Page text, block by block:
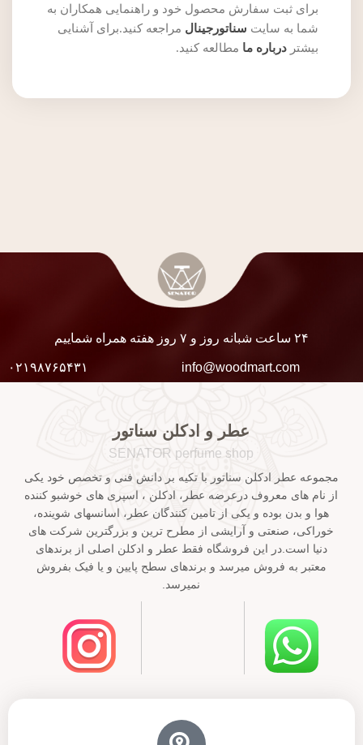
برای ثبت سفارش محصول خود و راهنمایی همکاران به
شما به سایت سناتورجینال مراجعه کنید.برای آشنایی
بیشتر درباره ما مطالعه کنید.
۲۴ ساعت شبانه روز و ۷ روز هفته همراه شماییم
info@woodmart.com ۰۲۱۹۸۷۶۵۴۳۱
عطر و ادکلن سناتور
SENATOR perfume shop
مجموعه عطر ادکلن سناتور با تکیه بر دانش فنی و تخصص خود یکی
از نام های معروف درعرضه عطر، ادکلن ، اسپری های خوشبو کننده
هوا و بدن بوده و یکی از تامین کنندگان عطر، اسانسهای شوینده،
خوراکی، صنعتی و آرایشی از مطرح ترین و بزرگترین شرکت های
دنیا است.در این فروشگاه فقط عطر و ادکلن اصلی از برندهای
معتبر به فروش میرسد و برندهای سطح پایین و یا فیک بفروش
نمیرسد.